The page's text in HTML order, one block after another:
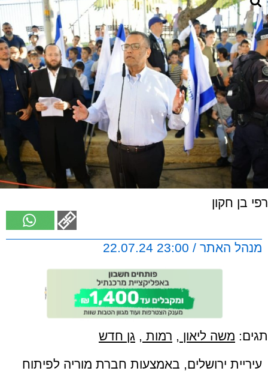
רפי בן חקון
מנהל האתר / 23:00 22.07.24
תגים: משה ליאון , רמות , גן חדש
עיריית ירושלים, באמצעות חברת מוריה לפיתוח